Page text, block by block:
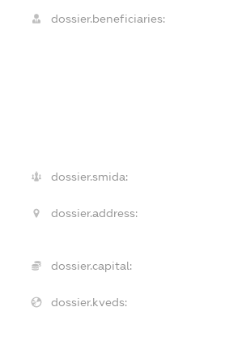
dossier.beneficiaries:
dossier.smida:
dossier.address:
dossier.capital:
dossier.kveds: